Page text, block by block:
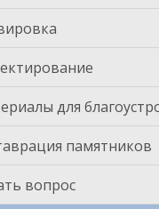
для
памятников
вопрос